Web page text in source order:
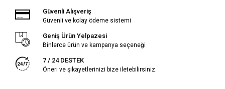
Güvenli Alışveriş
Güvenli ve kolay ödeme sistemi
Geniş Ürün Yelpazesi
Binlerce ürün ve kampanya seçeneği
7 / 24 DESTEK
Öneri ve şikayetlerinizi bize iletebilirsiniz.